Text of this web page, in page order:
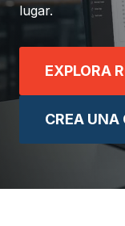
lugar.
EXPLORA
CREA UNA